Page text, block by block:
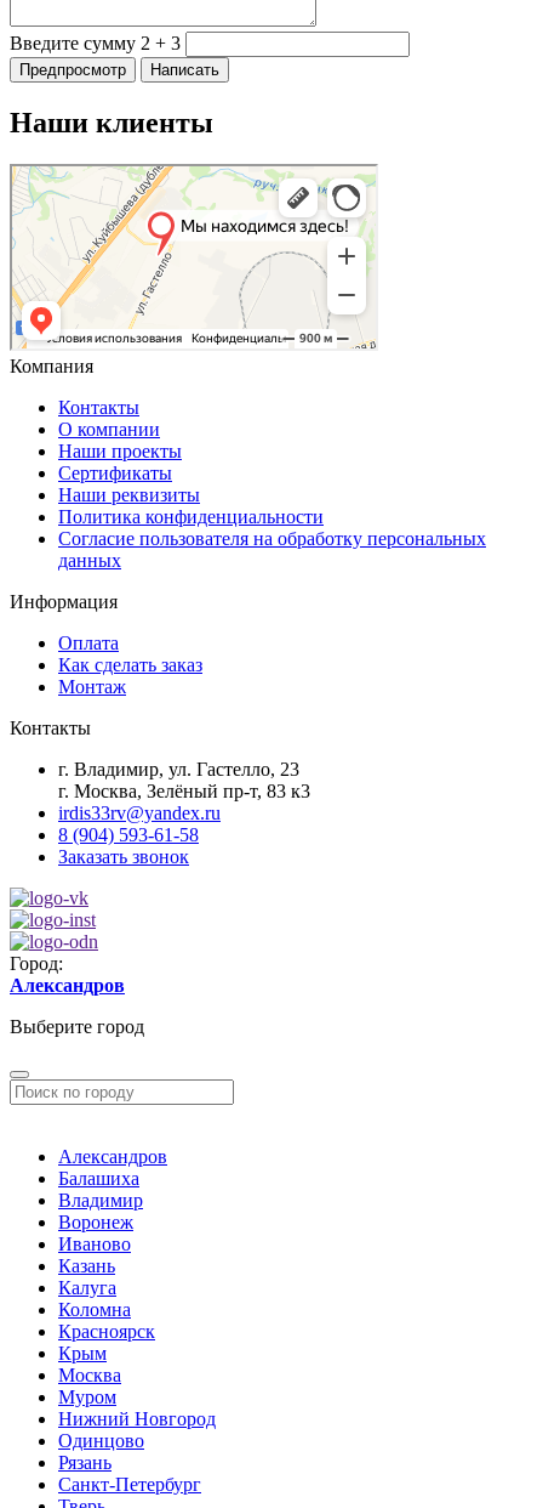
Введите сумму 2 + 3
Наши клиенты
Компания
Контакты
О компании
Наши проекты
Сертификаты
Наши реквизиты
Политика конфиденциальности
Согласие пользователя на обработку персональных
данных
Информация
Оплата
Как сделать заказ
Монтаж
Контакты
г. Владимир, ул. Гастелло, 23
г. Москва, Зелёный пр-т, 83 к3
irdis33rv@yandex.ru
8 (904) 593-61-58
Заказать звонок
Город:
Александров
Выберите город
Александров
Балашиха
Владимир
Воронеж
Иваново
Казань
Калуга
Коломна
Красноярск
Крым
Москва
Муром
Нижний Новгород
Одинцово
Рязань
Санкт-Петербург